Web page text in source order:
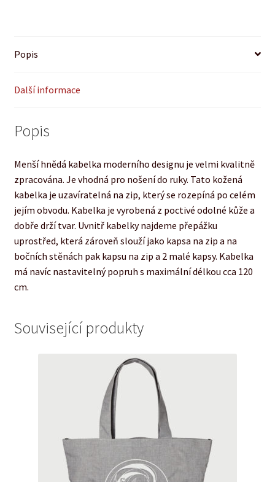
Popis
Další informace
Popis
Menší hnědá kabelka moderního designu je velmi kvalitně
zpracována. Je vhodná pro nošení do ruky. Tato kožená
kabelka je uzavíratelná na zip, který se rozepíná po celém
jejím obvodu. Kabelka je vyrobená z poctivé odolné kůže a
dobře drží tvar. Uvnitř kabelky najdeme přepážku
uprostřed, která zároveň slouží jako kapsa na zip a na
bočních stěnách pak kapsu na zip a 2 malé kapsy. Kabelka
má navíc nastavitelný popruh s maximální délkou cca 120
cm.
Související produkty